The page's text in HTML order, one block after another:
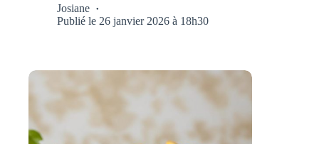
Josiane
Publié le 26 janvier 2026 à 18h30